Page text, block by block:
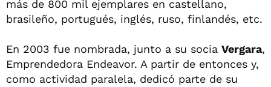
más de 800 mil ejemplares en castellano,
brasileño, portugués, inglés, ruso, finlandés, etc.
En 2003 fue nombrada, junto a su socia Vergara,
Emprendedora Endeavor. A partir de entonces y,
como actividad paralela, dedicó parte de su